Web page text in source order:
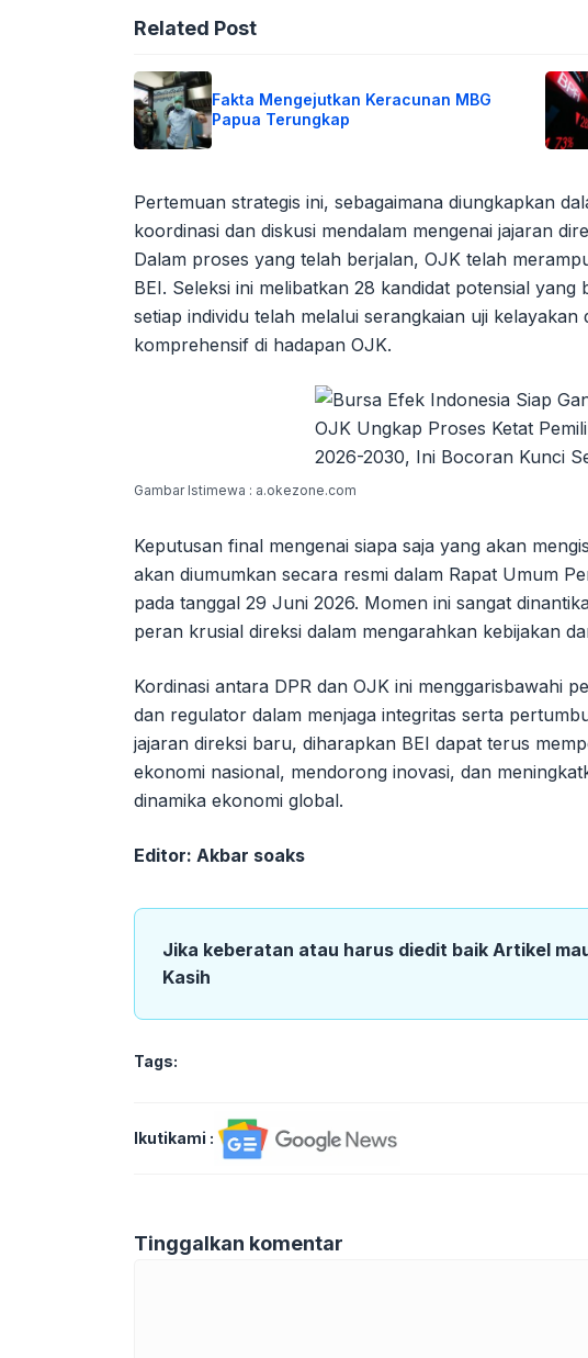
Related Post
Fakta Mengejutkan Keracunan MBG
Papua Terungkap
Pertemuan strategis ini, sebagaimana diungkapkan
koordinasi dan diskusi mendalam mengenai jajaran
Dalam proses yang telah berjalan, OJK telah
BEI. Seleksi ini melibatkan 28 kandidat potensial
setiap individu telah melalui serangkaian uji
komprehensif di hadapan OJK.
Gambar Istimewa : a.okezone.com
Keputusan final mengenai siapa saja yang akan
akan diumumkan secara resmi dalam Rapat Umum
pada tanggal 29 Juni 2026. Momen ini sangat
peran krusial direksi dalam mengarahkan kebijakan
Kordinasi antara DPR dan OJK ini menggarisbawahi
dan regulator dalam menjaga integritas serta
jajaran direksi baru, diharapkan BEI dapat terus
ekonomi nasional, mendorong inovasi, dan
dinamika ekonomi global.
Editor: Akbar soaks
Jika keberatan atau harus diedit baik Artikel
Kasih
Tags:
Ikutikami :
Tinggalkan komentar